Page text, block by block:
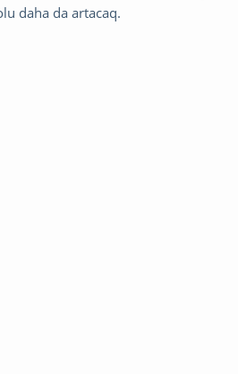
daha da artacaq.